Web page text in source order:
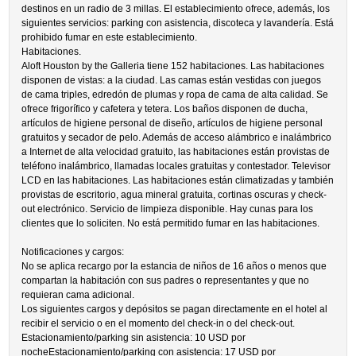
destinos en un radio de 3 millas. El establecimiento ofrece, además, los
siguientes servicios: parking con asistencia, discoteca y lavandería. Está
prohibido fumar en este establecimiento.
Habitaciones.
Aloft Houston by the Galleria tiene 152 habitaciones. Las habitaciones
disponen de vistas: a la ciudad. Las camas están vestidas con juegos
de cama triples, edredón de plumas y ropa de cama de alta calidad. Se
ofrece frigorífico y cafetera y tetera. Los baños disponen de ducha,
artículos de higiene personal de diseño, artículos de higiene personal
gratuitos y secador de pelo. Además de acceso alámbrico e inalámbrico
a Internet de alta velocidad gratuito, las habitaciones están provistas de
teléfono inalámbrico, llamadas locales gratuitas y contestador. Televisor
LCD en las habitaciones. Las habitaciones están climatizadas y también
provistas de escritorio, agua mineral gratuita, cortinas oscuras y check-
out electrónico. Servicio de limpieza disponible. Hay cunas para los
clientes que lo soliciten. No está permitido fumar en las habitaciones.
Notificaciones y cargos:
No se aplica recargo por la estancia de niños de 16 años o menos que
compartan la habitación con sus padres o representantes y que no
requieran cama adicional.
Los siguientes cargos y depósitos se pagan directamente en el hotel al
recibir el servicio o en el momento del check-in o del check-out.
Estacionamiento/parking sin asistencia: 10 USD por
nocheEstacionamiento/parking con asistencia: 17 USD por